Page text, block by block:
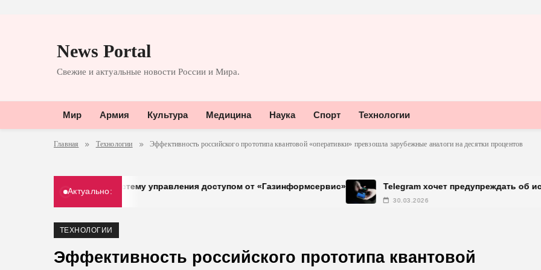
News Portal
Свежие и актуальные новости России и Мира.
Мир Армия Культура Медицина Наука Спорт Технологии
Главная Технологии Эффективность российского прототипа квантовой «оперативки» превзошла зарубежные аналоги на десятки процентов
Актуально:
на систему управления доступом от «Газинформсервис» Telegram хочет предупреждать об использовании
ТЕХНОЛОГИИ
Эффективность российского прототипа квантовой